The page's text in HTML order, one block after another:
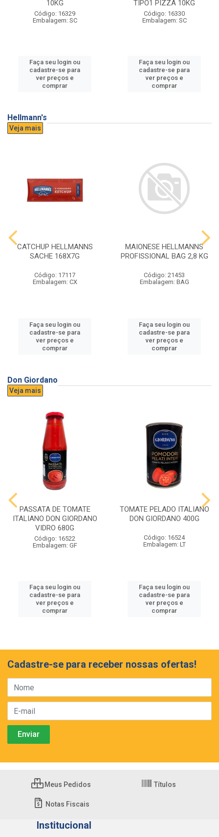
10KG
Código: 16329
Embalagem: SC
Faça seu login ou
cadastre-se para
ver preços e
comprar
TIPO1 PIZZA 10KG
Código: 16330
Embalagem: SC
Faça seu login ou
cadastre-se para
ver preços e
comprar
Hellmann's
Veja mais
CATCHUP HELLMANNS
SACHE 168X7G
Código: 17117
Embalagem: CX
Faça seu login ou
cadastre-se para
ver preços e
comprar
MAIONESE HELLMANNS
PROFISSIONAL BAG 2,8 KG
Código: 21453
Embalagem: BAG
Faça seu login ou
cadastre-se para
ver preços e
comprar
Don Giordano
Veja mais
PASSATA DE TOMATE
ITALIANO DON GIORDANO
VIDRO 680G
Código: 16522
Embalagem: GF
Faça seu login ou
cadastre-se para
ver preços e
comprar
TOMATE PELADO ITALIANO
DON GIORDANO 400G
Código: 16524
Embalagem: LT
Faça seu login ou
cadastre-se para
ver preços e
comprar
Cadastre-se para receber nossas ofertas!
Meus Pedidos Títulos
Notas Fiscais
Institucional